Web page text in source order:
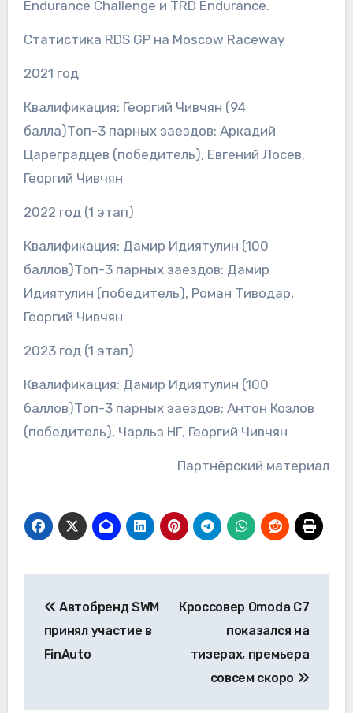
Endurance Challenge и TRD Endurance.
Статистика RDS GP на Moscow Raceway
2021 год
Квалификация: Георгий Чивчян (94
балла)Топ-3 парных заездов: Аркадий
Цареградцев (победитель), Евгений Лосев,
Георгий Чивчян
2022 год (1 этап)
Квалификация: Дамир Идиятулин (100
баллов)Топ-3 парных заездов: Дамир
Идиятулин (победитель), Роман Тиводар,
Георгий Чивчян
2023 год (1 этап)
Квалификация: Дамир Идиятулин (100
баллов)Топ-3 парных заездов: Антон Козлов
(победитель), Чарльз НГ, Георгий Чивчян
Партнёрский материал
по
записям
Автобренд SWM
принял участие в
FinAuto
Кроссовер Omoda C7
показался на
тизерах, премьера
совсем скоро